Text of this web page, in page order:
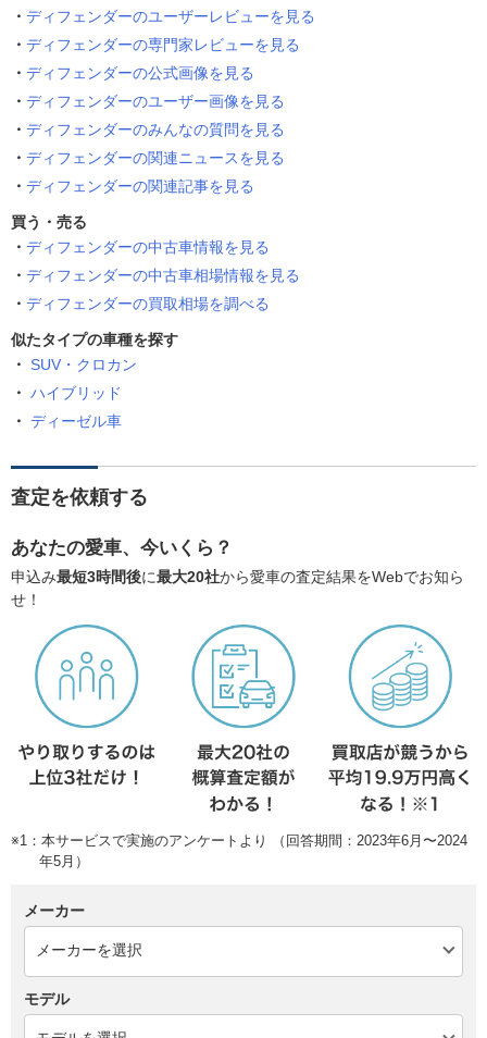
ディフェンダーのユーザーレビューを見る
ディフェンダーの専門家レビューを見る
ディフェンダーの公式画像を見る
ディフェンダーのユーザー画像を見る
ディフェンダーのみんなの質問を見る
ディフェンダーの関連ニュースを見る
ディフェンダーの関連記事を見る
買う・売る
ディフェンダーの中古車情報を見る
ディフェンダーの中古車相場情報を見る
ディフェンダーの買取相場を調べる
似たタイプの車種を探す
SUV・クロカン
ハイブリッド
ディーゼル車
査定を依頼する
あなたの愛車、今いくら？
申込み最短3時間後に最大20社から愛車の査定結果をWebでお知ら
せ！
※1：本サービスで実施のアンケートより （回答期間：2023年6月〜2024
年5月）
メーカー
モデル